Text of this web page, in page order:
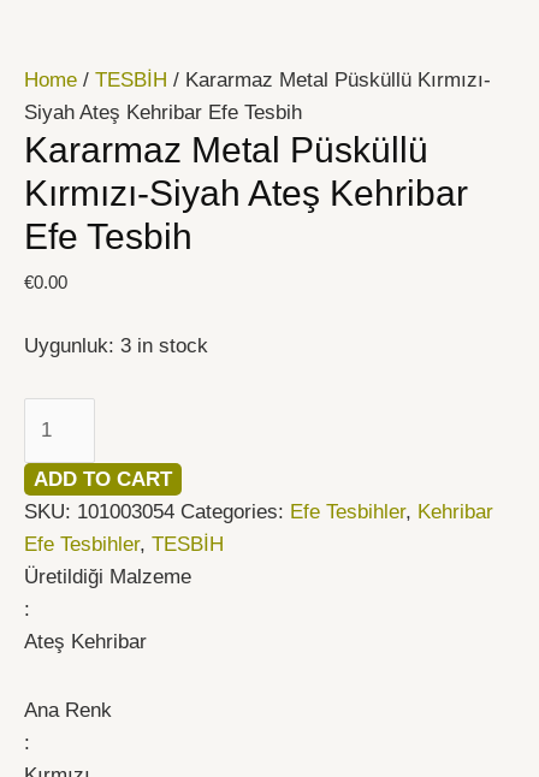
Home / TESBİH / Kararmaz Metal Püsküllü Kırmızı-
Siyah Ateş Kehribar Efe Tesbih
Kararmaz Metal Püsküllü
Kırmızı-Siyah Ateş Kehribar
Efe Tesbih
€0.00
Uygunluk: 3 in stock
Püsküllü
Kırmızı-
Siyah
Ateş
Kehribar
Efe
Tesbih
ADD TO CART
SKU: 101003054 Categories: Efe Tesbihler, Kehribar
Efe Tesbihler, TESBİH
Üretildiği Malzeme
:
Ateş Kehribar
Ana Renk
: